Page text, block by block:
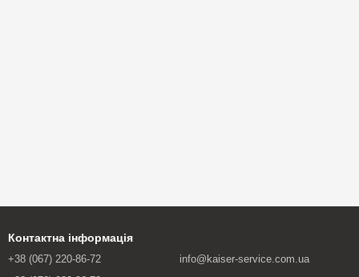
Контактна інформація
+38 (067) 220-86-72
info@kaiser-service.com.ua